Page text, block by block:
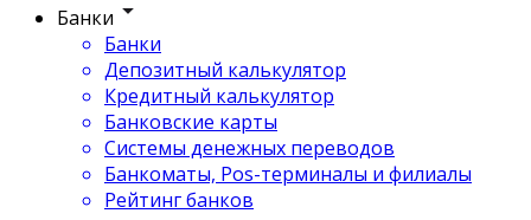
Банки
Банки
Депозитный калькулятор
Кредитный калькулятор
Банковские карты
Системы денежных переводов
Банкоматы, Pos-терминалы и филиалы
Рейтинг банков